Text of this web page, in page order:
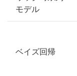
モデル
ベイズ回帰